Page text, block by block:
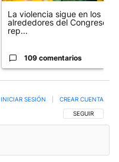
La violencia sigue en los
alrededores del Congreso:
rep...
109 comentarios
SIGA ESTA
SEGUIR
INICIAR SESIÓN CREAR CUENTA